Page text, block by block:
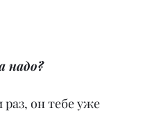
надо?
он тебе уже